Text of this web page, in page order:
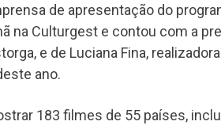
de apresentação do
na Culturgest e contou com a
e de Luciana Fina,
ano.
183 filmes de 55 países,